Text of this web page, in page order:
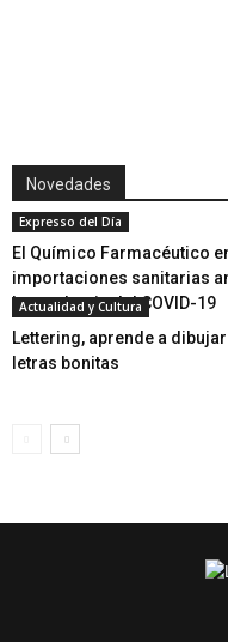
Novedades
Expresso del Día
El Químico Farmacéutico
importaciones sanitarias
la pandemia del COVID-19
Actualidad y Cultura
Lettering, aprende a dibujar
letras bonitas